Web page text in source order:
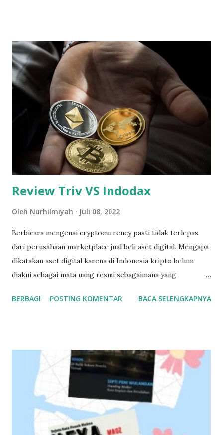
teknologi yang semakin maju tak luput memengaruhi pula
cara orang berinvestasi. Dari investasi emas sejak zaman
baheula, hingga berinvestasi lewat aset digital seperti
sekarang ini. Adapun aset crypto yang terpopuler dan
menjadi primadona nomor satu di samping aset digital
lainnya adalah Bitcoin. Dirilis dari berbagai sumber, Bitcoin
adalah mata uang digital terdesentralisasi yang dapat
ditransfer pada jaringan bitcoin peer-to-peer. Mata uang
Bitcoin mulai digunakan pada ...
Review Triv VS Indodax
Oleh Nurhilmiyah Juli 08, 2022
Berbicara mengenai cryptocurrency pasti tidak terlepas
dari perusahaan marketplace jual beli aset digital. Mengapa
dikatakan aset digital karena di Indonesia kripto belum
diakui sebagai mata uang resmi sebagaimana yang
yang masih mengaku anak muda, harusnya tidak asing
bekal yang tepat untuk meraih wawasan di bidang jual beli
aset kripto. Sumber gambar: Pexels Kendati demikian aset
digital diakui keberadaannya sebagai sistem finansial
alternatif. Ini terbukti banyak platform perdagangan fisik
aset kripto diawasi oleh Bappebti ( Badan Pengawas
Perdagangan Berjangka Komoditi). Kenalan dengan
BERBAGI POSTING KOMENTAR BACA SELENGKAPNYA